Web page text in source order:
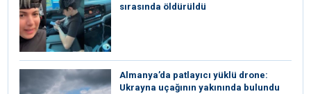
sırasında öldürüldü
Almanya’da patlayıcı yüklü drone:
Ukrayna uçağının yakınında bulundu